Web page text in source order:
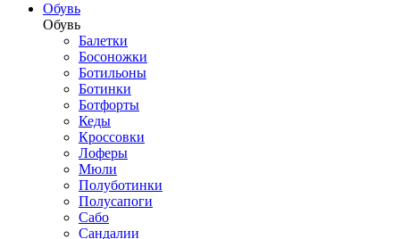
Обувь
Обувь
Балетки
Босоножки
Ботильоны
Ботинки
Ботфорты
Кеды
Кроссовки
Лоферы
Мюли
Полуботинки
Полусапоги
Сабо
Сандалии